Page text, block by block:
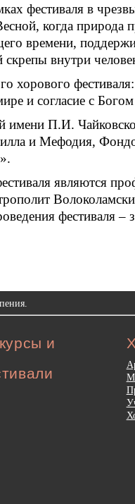
фестиваля в
когда природа
времени,
внутри
хорового
и согласие с
имени П.И.
и Мефодия,
являются
фестиваля
и